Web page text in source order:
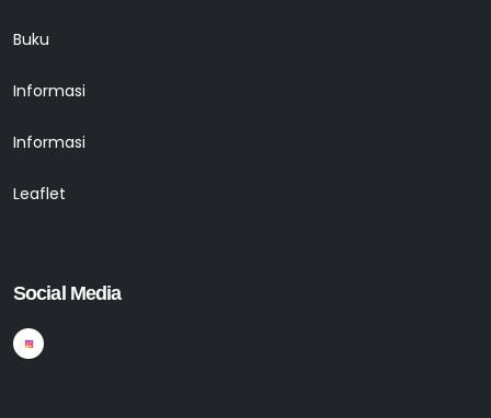
Buku
Informasi
Informasi
Leaflet
Social Media